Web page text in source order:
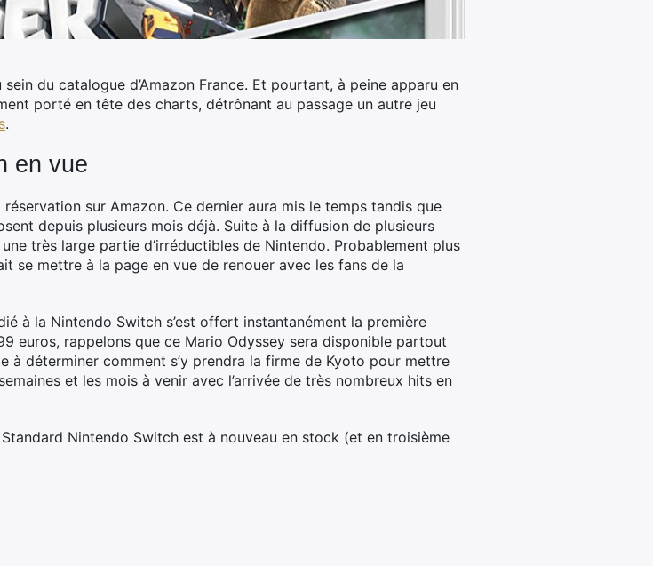
du catalogue d’Amazon France. Et pourtant, à peine apparu en
porté en tête des charts, détrônant au passage un autre jeu
.
en vue
sur Amazon. Ce dernier aura mis le temps tandis que
depuis plusieurs mois déjà. Suite à la diffusion de plusieurs
très large partie d’irréductibles de Nintendo. Probablement plus
se mettre à la page en vue de renouer avec les fans de la
à la Nintendo Switch s’est offert instantanément la première
euros, rappelons que ce Mario Odyssey sera disponible partout
déterminer comment s’y prendra la firme de Kyoto pour mettre
et les mois à venir avec l’arrivée de très nombreux hits en
Nintendo Switch est à nouveau en stock (et en troisième